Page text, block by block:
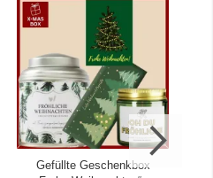
Gefüllte Geschenkbox